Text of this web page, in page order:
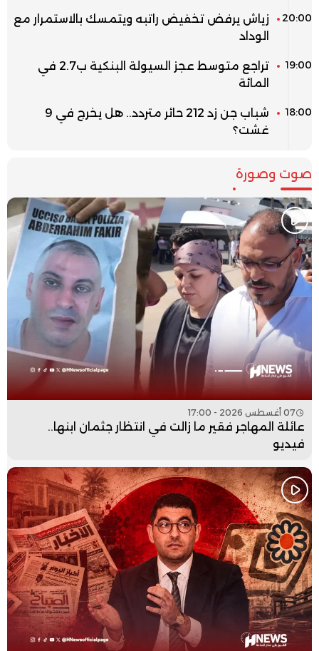
20:00
زياش يرفض تخفيض راتبه ويتمسك بالاستمرار مع
الوداد
19:00
تراجع متوسط عجز السيولة البنكية ب2.7 في
المائة
18:00
شباب جن زد 212 حائر متردد.. هل يخرج في 9
غشت؟
صوت وصورة
07 أغسطس 2026 - 17:00
عائلة المهاجر فقير ما زالت في انتظار جثمان ابنها..
فيديو